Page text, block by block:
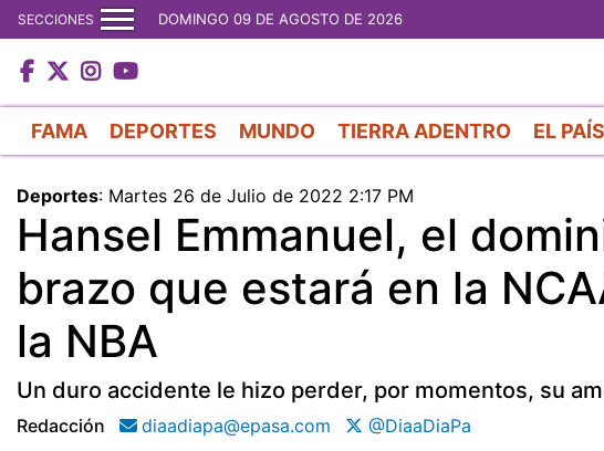
SECCIONES DOMINGO 09 DE AGOSTO DE 2026
FAMA DEPORTES MUNDO TIERRA ADENTRO EL PAÍS
Deportes: Martes 26 de Julio de 2022 2:17 PM
Hansel Emmanuel, el
brazo que estará en la
la NBA
Un duro accidente le hizo perder, por momentos, su
Redacción diaadiapa@epasa.com @DiaaDiaPa